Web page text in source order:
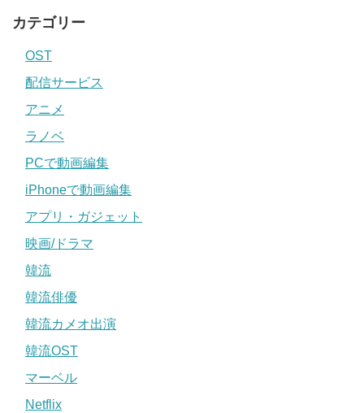
カテゴリー
OST
配信サービス
アニメ
ラノベ
PCで動画編集
iPhoneで動画編集
アプリ・ガジェット
映画/ドラマ
韓流
韓流俳優
韓流カメオ出演
韓流OST
マーベル
Netflix